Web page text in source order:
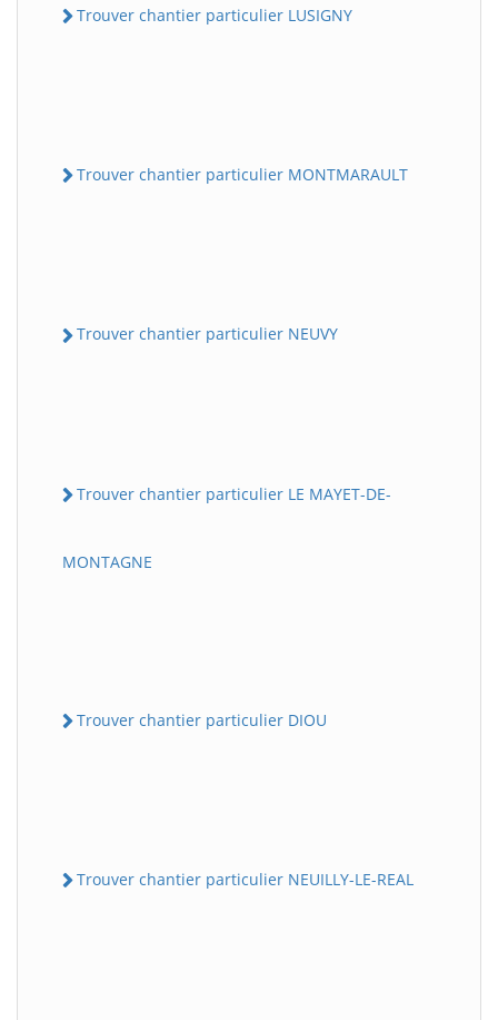
Trouver chantier particulier LUSIGNY
Trouver chantier particulier MONTMARAULT
Trouver chantier particulier NEUVY
Trouver chantier particulier LE MAYET-DE-
MONTAGNE
Trouver chantier particulier DIOU
Trouver chantier particulier NEUILLY-LE-REAL